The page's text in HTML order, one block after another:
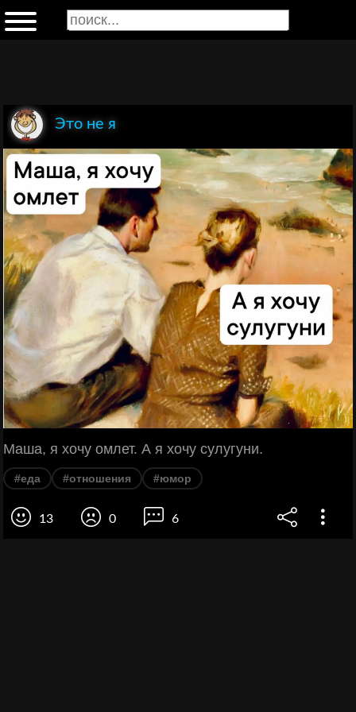
Это не я
Маша, я хочу омлет. А я хочу сулугуни.
#еда #отношения #юмор
13 0 6